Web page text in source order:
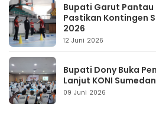
Bupati Garut Pantau
Pastikan Kontingen
2026
12 Juni 2026
Bupati Dony Buka
Lanjut KONI
09 Juni 2026